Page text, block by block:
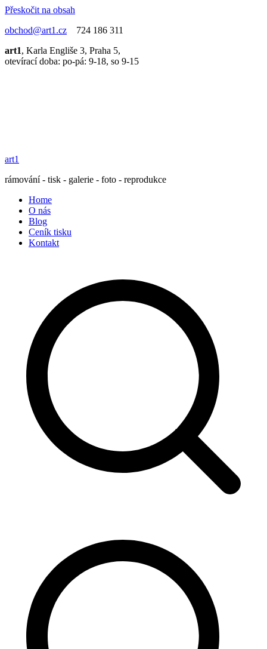
Přeskočit na obsah
obchod@art1.cz 724 186 311
art1, Karla Engliše 3, Praha 5,
otevírací doba: po-pá: 9-18, so 9-15
art1
rámování - tisk - galerie - foto - reprodukce
Home
O nás
Blog
Ceník tisku
Kontakt